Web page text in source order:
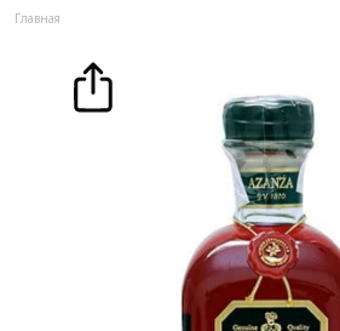
Рекомендуем
Ром Captain Morgan White 37,5%
Водка Smirnoff Red Vodka 37,5%
Джин Gordon`s London Dry Gin 37,5%
Пиво Guinness Draught 4,2% Can
Виски Talisker 10 YO Malt 45,8% in Box
Главная